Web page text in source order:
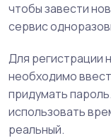
чтобы завести
сервис
Для регистрации
необходимо
придумать
использовать
реальный.